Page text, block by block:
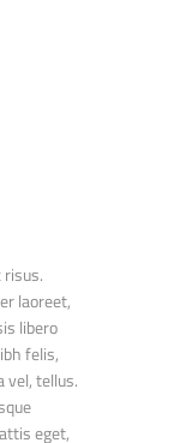
laoreet,
libero
felis,
vel, tellus.
eget,